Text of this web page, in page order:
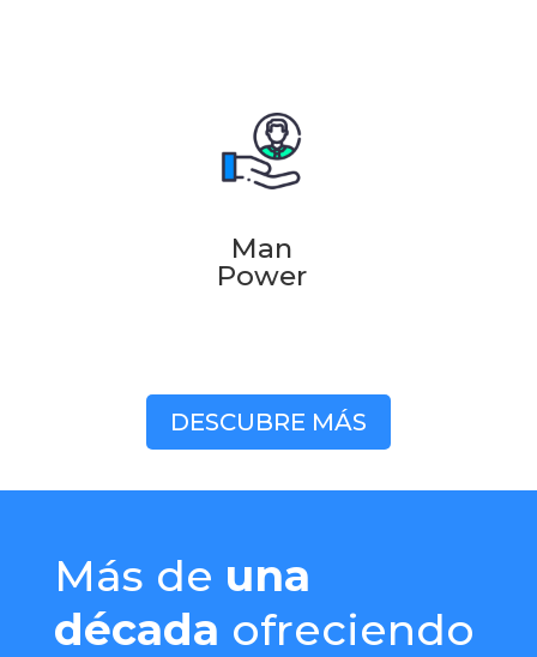
Man
Power
DESCUBRE MÁS
Más de una
década ofreciendo